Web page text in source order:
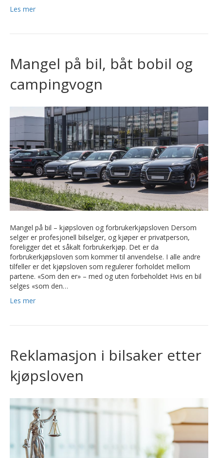
Les mer
Mangel på bil, båt bobil og
campingvogn
Mangel på bil – kjøpsloven og forbrukerkjøpsloven Dersom
selger er profesjonell bilselger, og kjøper er privatperson,
foreligger det et såkalt forbrukerkjøp. Det er da
forbrukerkjøpsloven som kommer til anvendelse. I alle andre
tilfeller er det kjøpsloven som regulerer forholdet mellom
partene. «Som den er» – med og uten forbeholdet Hvis en bil
selges «som den…
Les mer
Reklamasjon i bilsaker etter
kjøpsloven